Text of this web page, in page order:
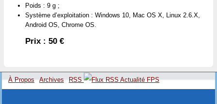
Poids : 9 g ;
Système d’exploitation : Windows 10, Mac OS X, Linux 2.6.X,
Android OS, Chrome OS.
Prix : 50 €
À Propos Archives RSS